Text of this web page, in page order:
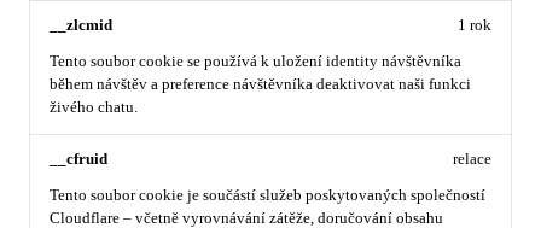
__zlcmid
Tento soubor cookie se používá k uložení identity návštěvníka
během návštěv a preference návštěvníka deaktivovat naši funkci
živého chatu.
1 rok
__cfruid
Tento soubor cookie je součástí služeb poskytovaných společností
Cloudflare – včetně vyrovnávání zátěže, doručování obsahu
relace